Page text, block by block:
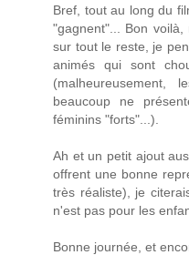
Bref, tout au long du
"gagnent"... Bon
sur tout le reste, je
animés qui sont
(malheureusement,
beaucoup ne
féminins "forts"...).
Ah et un petit ajout
offrent une bonne
très réaliste), je
n'est pas pour les
Bonne journée, et